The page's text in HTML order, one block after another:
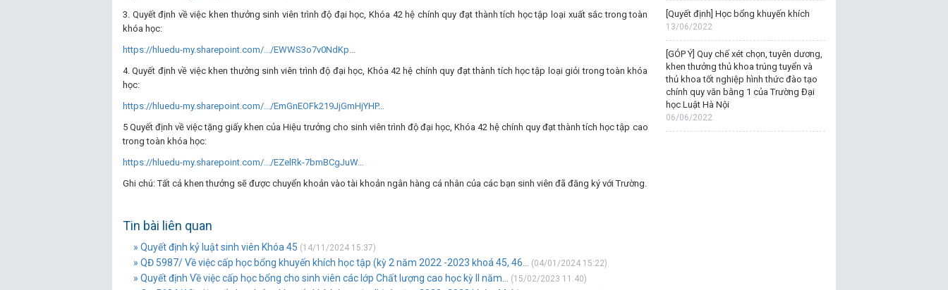
3. Quyết định về việc khen thưởng sinh viên trình độ đại học, Khóa 42 hệ chính quy đạt thành tích học tập loại xuất sắc trong toàn
khóa học:
https://hluedu-my.sharepoint.com/.../EWWS3o7v0NdKp...
4. Quyết định về việc khen thưởng sinh viên trình độ đại học, Khóa 42 hệ chính quy đạt thành tích học tập loại giỏi trong toàn khóa
học:
https://hluedu-my.sharepoint.com/.../EmGnEOFk219JjGmHjYHP...
5 Quyết định về việc tặng giấy khen của Hiệu trưởng cho sinh viên trình độ đại học, Khóa 42 hệ chính quy đạt thành tích học tập cao
trong toàn khóa học:
https://hluedu-my.sharepoint.com/.../EZelRk-7bmBCgJuW...
Ghi chú: Tất cả khen thưởng sẽ được chuyển khoản vào tài khoản ngân hàng cá nhân của các bạn sinh viên đã đăng ký với Trường.
Tin bài liên quan
» Quyết định kỷ luật sinh viên Khóa 45 (14/11/2024 15:37)
» QĐ 5987/ Về việc cấp học bổng khuyến khích học tập (kỳ 2 năm 2022 -2023 khoá 45, 46... (04/01/2024 15:22)
» Quyết định Về việc cấp học bổng cho sinh viên các lớp Chất lượng cao học kỳ II năm... (15/02/2023 11:40)
[Quyết định] Học bổng khuyến khích
13/06/2022
[GÓP Ý] Quy chế xét chọn, tuyên dương,
khen thưởng thủ khoa trúng tuyển và
thủ khoa tốt nghiệp hình thức đào tạo
chính quy văn bằng 1 của Trường Đại
học Luật Hà Nội
06/06/2022